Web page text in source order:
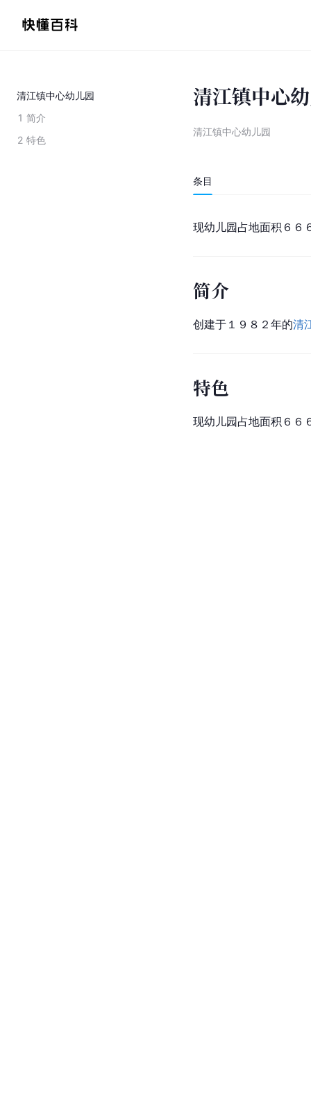
清江镇中心幼儿园
1 简介
2 特色
清江镇中心
清江镇中心幼儿园
条目
现幼儿园占地面积６６
简介
创建于１９８２年的清
特色
现幼儿园占地面积６６